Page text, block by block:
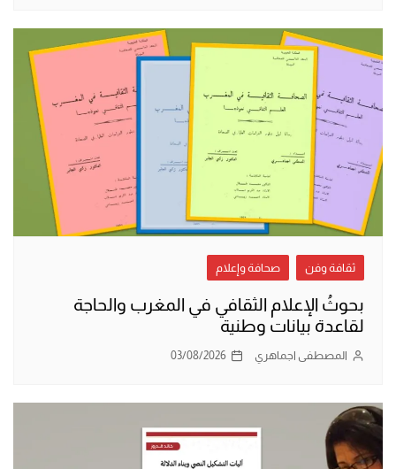
ثقافة وفن صحافة وإعلام
بحوثُ الإعلام الثقافي في المغرب والحاجة
لقاعدة بيانات وطنية
المصطفى اجماهري 03/08/2026